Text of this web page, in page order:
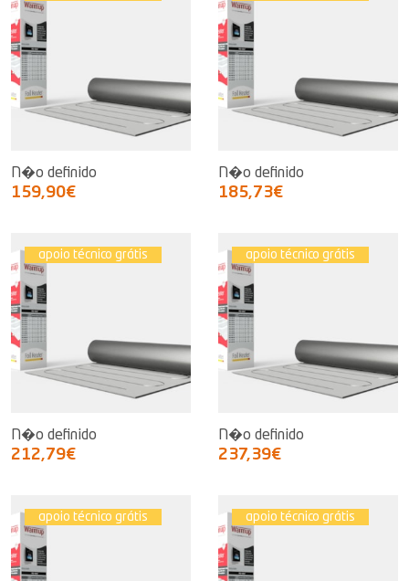
N�o definido
159,90€
N�o definido
185,73€
apoio técnico grátis
N�o definido
212,79€
apoio técnico grátis
N�o definido
237,39€
apoio técnico grátis apoio técnico grátis